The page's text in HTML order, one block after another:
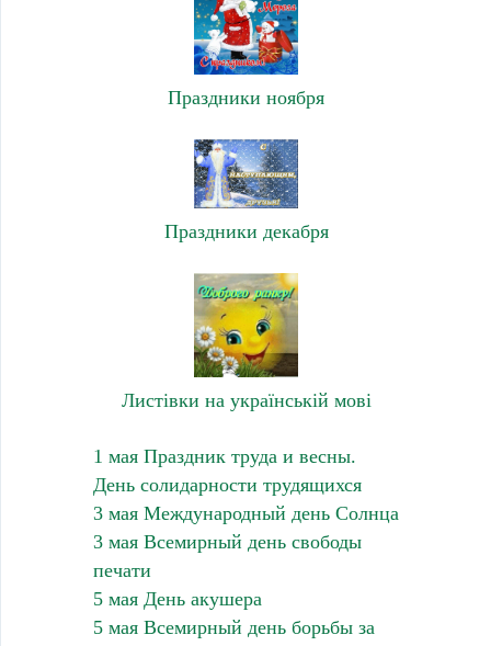
Праздники ноября
Праздники декабря
Листівки на українській мові
1 мая Праздник труда и весны.
День солидарности трудящихся
3 мая Международный день Солнца
3 мая Всемирный день свободы
печати
5 мая День акушера
5 мая Всемирный день борьбы за